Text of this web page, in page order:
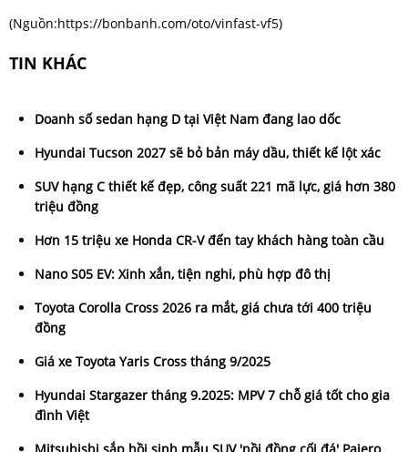
(Nguồn:https://bonbanh.com/oto/vinfast-vf5)
TIN KHÁC
Doanh số sedan hạng D tại Việt Nam đang lao dốc
Hyundai Tucson 2027 sẽ bỏ bản máy dầu, thiết kế lột xác
SUV hạng C thiết kế đẹp, công suất 221 mã lực, giá hơn 380
triệu đồng
Hơn 15 triệu xe Honda CR-V đến tay khách hàng toàn cầu
Nano S05 EV: Xinh xắn, tiện nghi, phù hợp đô thị
Toyota Corolla Cross 2026 ra mắt, giá chưa tới 400 triệu
đồng
Giá xe Toyota Yaris Cross tháng 9/2025
Hyundai Stargazer tháng 9.2025: MPV 7 chỗ giá tốt cho gia
đình Việt